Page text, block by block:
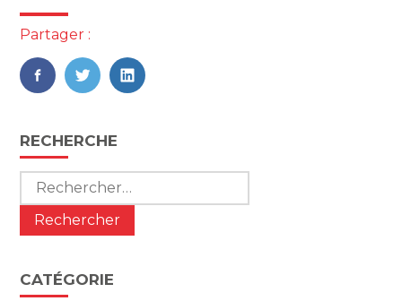
Partager :
FaceBook
TwitterLinkedIn
Blog
sidebar
RECHERCHE
Rechercher :
CATÉGORIE